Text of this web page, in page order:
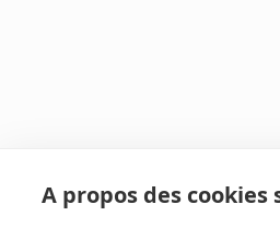
A propos des cookies